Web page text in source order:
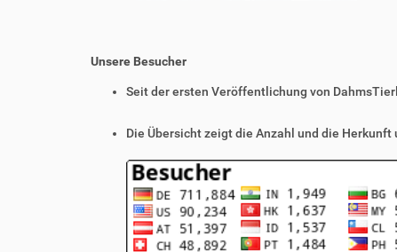
Unsere Besucher
Seit der ersten Veröffentlichung von
Die Übersicht zeigt die Anzahl und die